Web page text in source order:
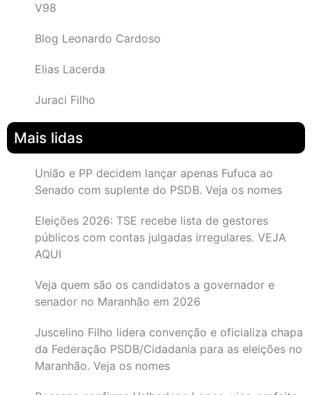
V98
Blog Leonardo Cardoso
Elias Lacerda
Juraci Filho
Mais lidas
União e PP decidem lançar apenas Fufuca ao
Senado com suplente do PSDB. Veja os nomes
Eleições 2026: TSE recebe lista de gestores
públicos com contas julgadas irregulares. VEJA
AQUI
Veja quem são os candidatos a governador e
senador no Maranhão em 2026
Juscelino Filho lidera convenção e oficializa chapa
da Federação PSDB/Cidadania para as eleições no
Maranhão. Veja os nomes